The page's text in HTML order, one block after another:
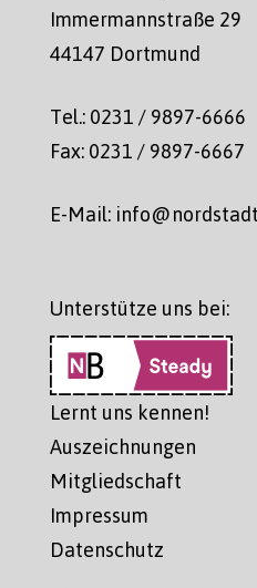
Immermannstraße 29
44147 Dortmund
Tel.: 0231 / 9897-6666
Fax: 0231 / 9897-6667
E-Mail:
Unterstütze uns bei:
Lernt uns kennen!
Auszeichnungen
Mitgliedschaft
Impressum
Datenschutz